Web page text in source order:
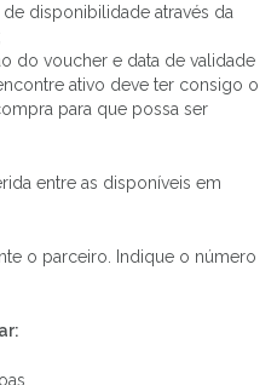
disponibilidade através da
do voucher e data de validade
ativo deve ter consigo o
para que possa ser
entre as disponíveis em
o parceiro. Indique o número